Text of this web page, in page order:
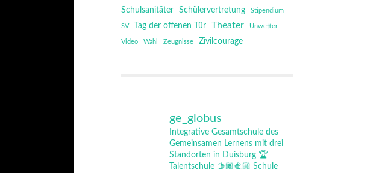
Schulsanitäter Schülervertretung Stipendium
SV Tag der offenen Tür Theater Unwetter
Video Wahl Zeugnisse Zivilcourage
ge_globus
Integrative Gesamtschule des
Gemeinsamen Lernens mit drei
Standorten in Duisburg 🏆
Talentschule 🫱🏾‍🫲🏼 Schule